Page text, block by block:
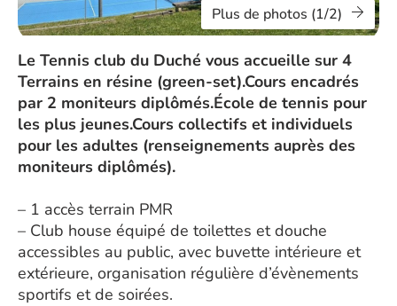
Plus de photos (1/2)
Le Tennis club du Duché vous accueille sur 4
Terrains en résine (green-set).Cours encadrés
par 2 moniteurs diplômés.École de tennis pour
les plus jeunes.Cours collectifs et individuels
pour les adultes (renseignements auprès des
moniteurs diplômés).
– 1 accès terrain PMR
– Club house équipé de toilettes et douche
accessibles au public, avec buvette intérieure et
extérieure, organisation régulière d’évènements
sportifs et de soirées.